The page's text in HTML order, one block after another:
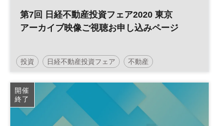
第7回 日経不動産投資フェア2020 東京
アーカイブ映像ご視聴お申し込みページ
投資 日経不動産投資フェア 不動産
人生100年時代 参加無料
土日祝開催
開催
終了